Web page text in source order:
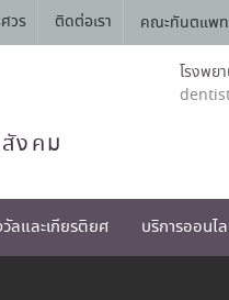
วร ติดต่อเรา คณะทันตแพท
งคม
โรงพย
วัลและเกียรติยศ บริการออนไ